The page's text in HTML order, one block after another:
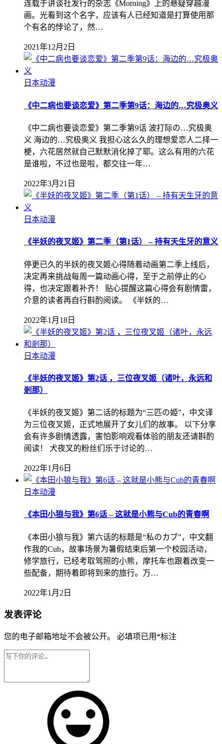
连载于讲谈社发行的杂志《Morning》上的悬疑穿越漫
画。光看到这个名字，应该有人已经知道是打算使用那
个有名的悖论了，然…
2021年12月2日
日本动漫
《中二病也要谈恋爱》第二季第9话：海边的…究极奥义
《中二病也要谈恋爱》第二季第9话 波打际の…究极奥
义 海边的…究极奥义 我担心这么久的理想爱恋人二择一
梗，六花居然就自己默默消化掉了耶。这么有用的六花
是谁啦，不过也是啦，都交往一年…
2022年3月21日
日本动漫
《半妖的夜叉姬》第二季（第1话） – 持有天生牙的意义
停更已久的半妖的夜叉姬心得随着动画第二季上线后，
决定再来挑战每周一篇动画心得，至于之前停止的心
得，也决定跟着补齐！ 贴心提醒这篇心得会有剧情雷，
介意的读者再自行斟酌阅读。 《半妖的…
2022年1月18日
日本动漫
《半妖的夜叉姬》第2话 ，三位夜叉姬（诸叶，永远和
剎那）
《半妖的夜叉姬》第二话的标题为“三匹の姫”，中文译
为三位夜叉姬，正式地展开了女儿们的故事。 以下分享
会有许多剧情透露，害怕影响观看体验的朋友还请斟酌
阅读！ 犬夜叉的粉丝们乐于讨论的…
2022年1月6日
日本动漫
《本田小狼与我》第6话 – 这就是小熊与Cub的青春啊
《本田小狼与我》第六话的标题是“私のカブ”，中文翻
作我的Cub，故事场景为暑假结束后第一个校园活动，
修学旅行，已经考取驾照的小熊，摩托车也跟着改变一
些配备，期待着即将到来的旅行。万…
2022年1月2日
发表评论
您的电子邮箱地址不会被公开。 必填项已用 *标注